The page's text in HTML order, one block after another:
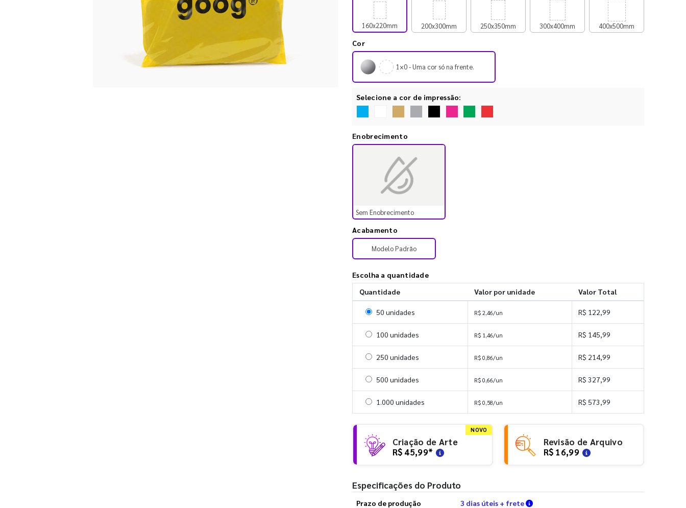
160x220mm 200x300mm 250x350mm 300x400mm 400x500mm
Cor
1×0 - Uma cor só na frente.
Selecione a cor de impressão:
Enobrecimento
Sem Enobrecimento
Acabamento
Modelo Padrão
Escolha a quantidade
Quantidade
Valor por unidade Valor Total
Selecionar 50 unidades
50 unidades R$ 2,46/un R$ 122,99
Selecionar 100 unidades
100 unidades R$ 1,46/un R$ 145,99
Selecionar 250 unidades
250 unidades R$ 0,86/un R$ 214,99
Selecionar 500 unidades
500 unidades R$ 0,66/un R$ 327,99
Selecionar 1000 unidades
1.000 unidades R$ 0,58/un R$ 573,99
NOVO
Criação de Arte
R$ 45,99*
Revisão de Arquivo
R$ 16,99
Especificações do Produto
Prazo de produção 3 dias úteis + frete Verifique as condições de entrega